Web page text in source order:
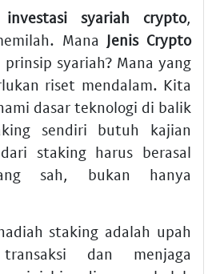
investasi syariah crypto,
Mana Jenis Crypto
prinsip syariah? Mana yang
riset mendalam. Kita
dasar teknologi di balik
sendiri butuh kajian
staking harus berasal
sah, bukan hanya
staking adalah upah
dan menjaga